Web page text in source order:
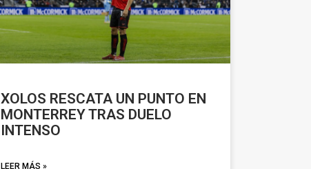
XOLOS RESCATA UN PUNTO EN
MONTERREY TRAS DUELO
INTENSO
LEER MÁS »